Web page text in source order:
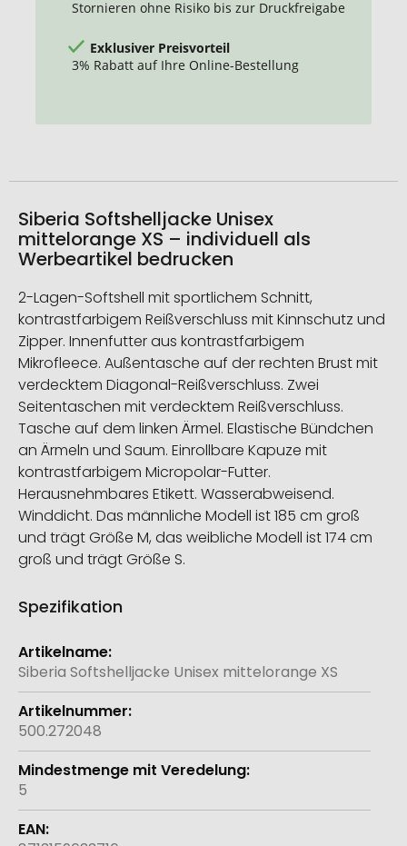
Stornieren ohne Risiko bis zur Druckfreigabe
Exklusiver Preisvorteil
3% Rabatt auf Ihre Online-Bestellung
Siberia Softshelljacke Unisex
mittelorange XS – individuell als
Werbeartikel bedrucken
2-Lagen-Softshell mit sportlichem Schnitt,
kontrastfarbigem Reißverschluss mit Kinnschutz und
Zipper. Innenfutter aus kontrastfarbigem
Mikrofleece. Außentasche auf der rechten Brust mit
verdecktem Diagonal-Reißverschluss. Zwei
Seitentaschen mit verdecktem Reißverschluss.
Tasche auf dem linken Ärmel. Elastische Bündchen
an Ärmeln und Saum. Einrollbare Kapuze mit
kontrastfarbigem Micropolar-Futter.
Herausnehmbares Etikett. Wasserabweisend.
Winddicht. Das männliche Modell ist 185 cm groß
und trägt Größe M, das weibliche Modell ist 174 cm
groß und trägt Größe S.
Spezifikation
Weitere
Informationen
Siberia Softshelljacke Unisex mittelorange XS
500.272048
5